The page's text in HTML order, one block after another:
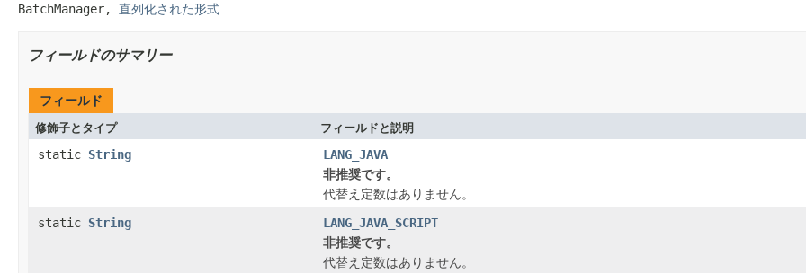
BatchManager, 直列化された形式
フィールドのサマリー
フィールド
修飾子とタイプ フィールドと説明
static String
LANG_JAVA
非推奨です。
代替え定数はありません。
static String
LANG_JAVA_SCRIPT
非推奨です。
代替え定数はありません。